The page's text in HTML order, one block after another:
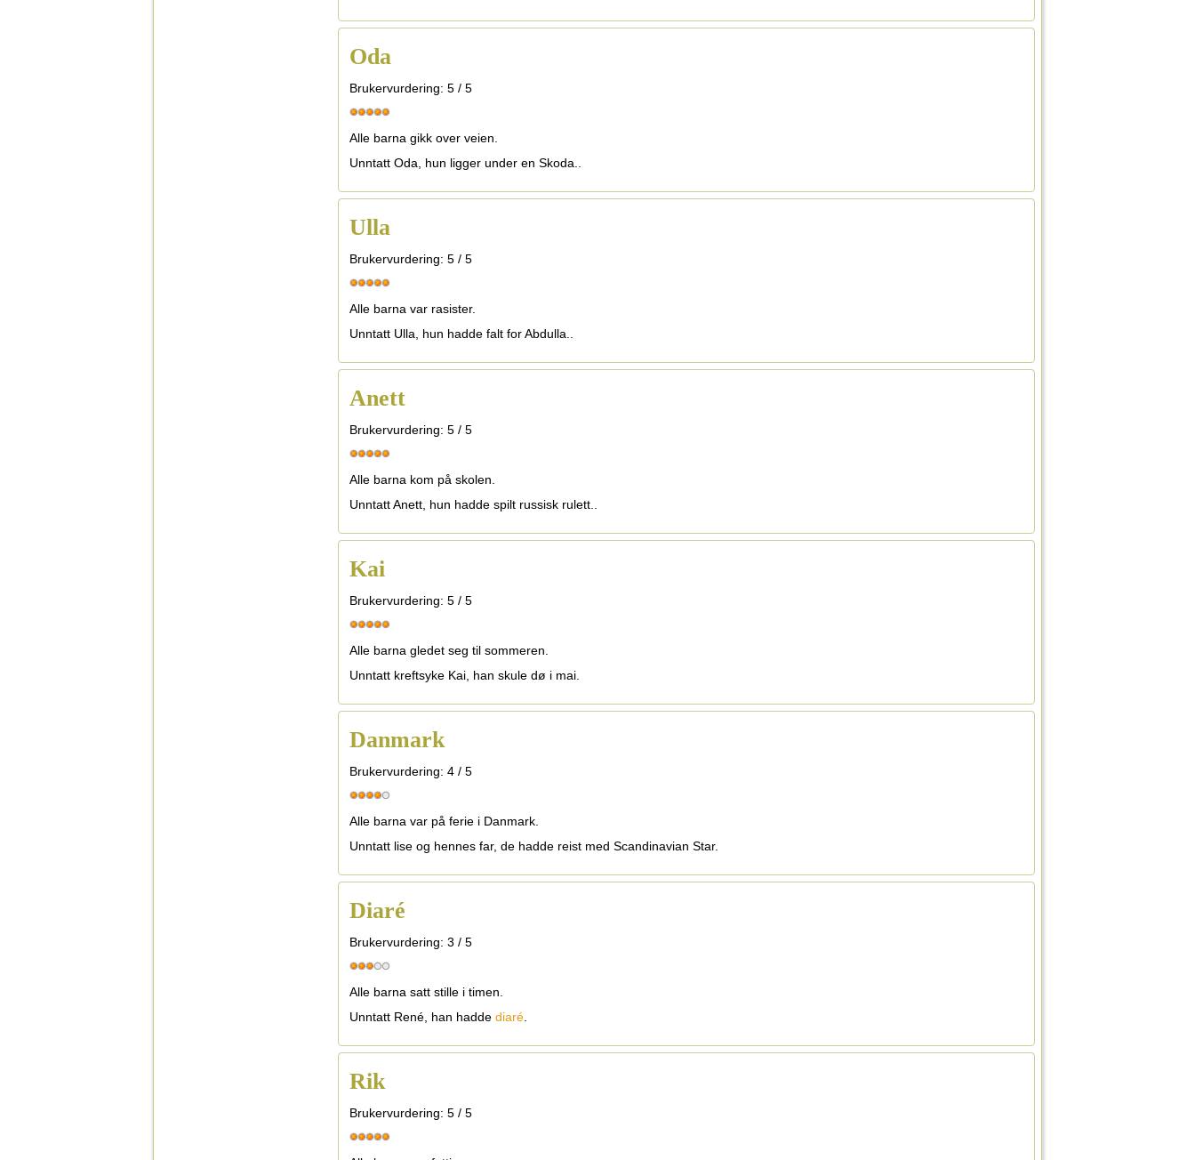
Oda
Brukervurdering: 5 / 5
Alle barna gikk over veien.
Unntatt Oda, hun ligger under en Skoda..
Ulla
Brukervurdering: 5 / 5
Alle barna var rasister.
Unntatt Ulla, hun hadde falt for Abdulla..
Anett
Brukervurdering: 5 / 5
Alle barna kom på skolen.
Unntatt Anett, hun hadde spilt russisk rulett..
Kai
Brukervurdering: 5 / 5
Alle barna gledet seg til sommeren.
Unntatt kreftsyke Kai, han skule dø i mai.
Danmark
Brukervurdering: 4 / 5
Alle barna var på ferie i Danmark.
Unntatt lise og hennes far, de hadde reist med Scandinavian Star.
Diaré
Brukervurdering: 3 / 5
Alle barna satt stille i timen.
Unntatt René, han hadde diaré
Rik
Brukervurdering: 5 / 5